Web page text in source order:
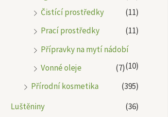
Čistící prostředky
(11)
Prací prostředky
(11)
Přípravky na mytí nádobí
(10)
Vonné oleje
(7)
Přírodní kosmetika
(395)
Luštěniny
(36)